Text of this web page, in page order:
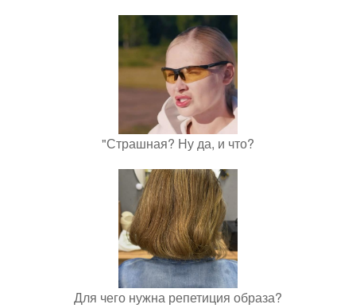
"Страшная? Ну да, и что?
Для чего нужна репетиция образа?